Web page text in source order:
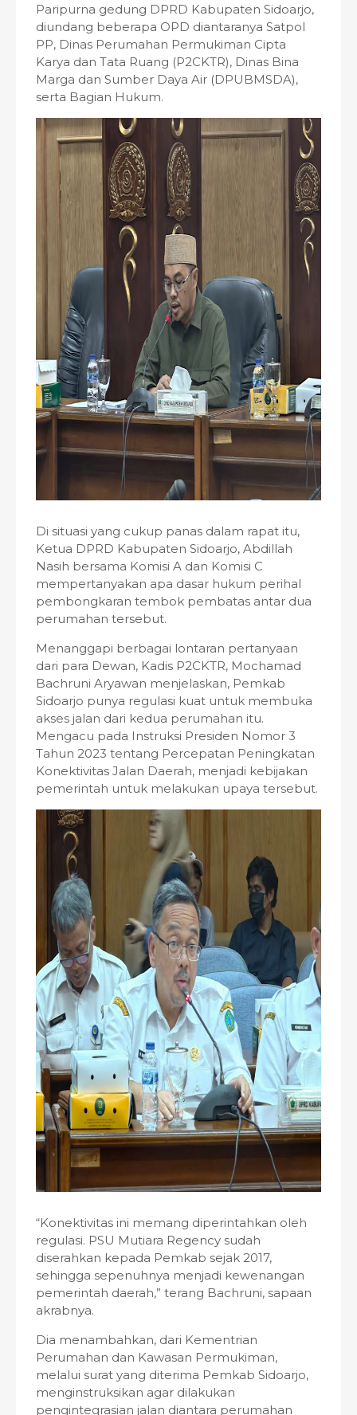
Paripurna gedung DPRD Kabupaten Sidoarjo,
diundang beberapa OPD diantaranya Satpol
PP, Dinas Perumahan Permukiman Cipta
Karya dan Tata Ruang (P2CKTR), Dinas Bina
Marga dan Sumber Daya Air (DPUBMSDA),
serta Bagian Hukum.
Di situasi yang cukup panas dalam rapat itu,
Ketua DPRD Kabupaten Sidoarjo, Abdillah
Nasih bersama Komisi A dan Komisi C
mempertanyakan apa dasar hukum perihal
pembongkaran tembok pembatas antar dua
perumahan tersebut.
Menanggapi berbagai lontaran pertanyaan
dari para Dewan, Kadis P2CKTR, Mochamad
Bachruni Aryawan menjelaskan, Pemkab
Sidoarjo punya regulasi kuat untuk membuka
akses jalan dari kedua perumahan itu.
Mengacu pada Instruksi Presiden Nomor 3
Tahun 2023 tentang Percepatan Peningkatan
Konektivitas Jalan Daerah, menjadi kebijakan
pemerintah untuk melakukan upaya tersebut.
“Konektivitas ini memang diperintahkan oleh
regulasi. PSU Mutiara Regency sudah
diserahkan kepada Pemkab sejak 2017,
sehingga sepenuhnya menjadi kewenangan
pemerintah daerah,” terang Bachruni, sapaan
akrabnya.
Dia menambahkan, dari Kementrian
Perumahan dan Kawasan Permukiman,
melalui surat yang diterima Pemkab Sidoarjo,
menginstruksikan agar dilakukan
pengintegrasian jalan diantara perumahan